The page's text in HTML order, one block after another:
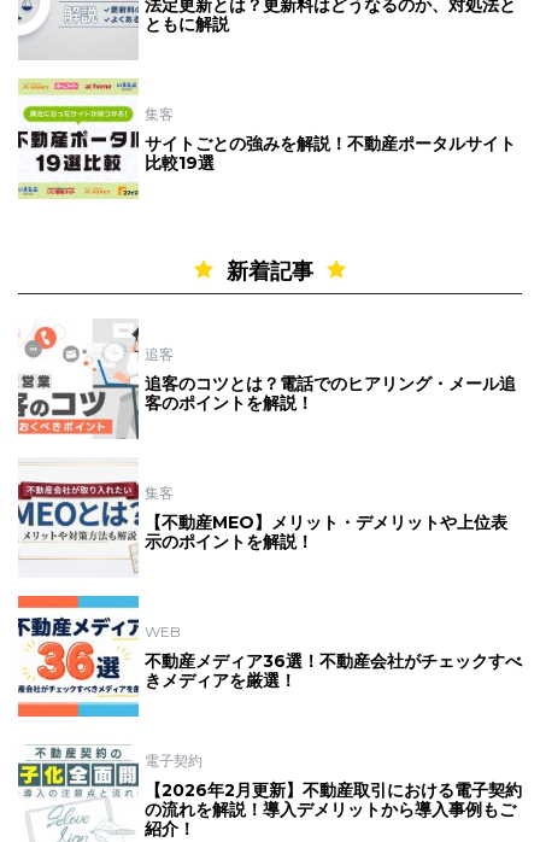
法定更新とは？更新料はどうなるのか、対処法と
ともに解説
集客
サイトごとの強みを解説！不動産ポータルサイト
比較19選
新着記事
追客
追客のコツとは？電話でのヒアリング・メール追
客のポイントを解説！
集客
【不動産MEO】メリット・デメリットや上位表
示のポイントを解説！
WEB
不動産メディア36選！不動産会社がチェックすべ
きメディアを厳選！
電子契約
【2026年2月更新】不動産取引における電子契約
の流れを解説！導入デメリットから導入事例もご
紹介！